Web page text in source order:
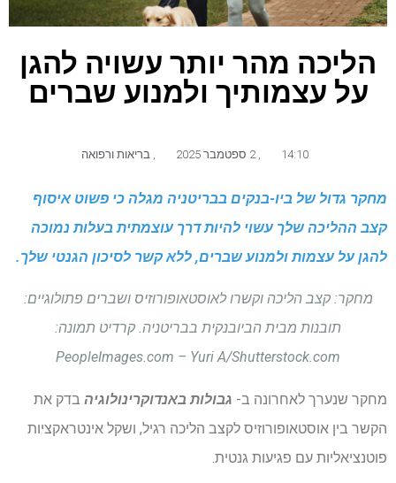
הליכה מהר יותר עשויה להגן
על עצמותיך ולמנוע שברים
14:10 2 ספטמבר 2025 בריאות ורפואה
מחקר גדול של ביו-בנקים בבריטניה מגלה כי פשוט איסוף
קצב ההליכה שלך עשוי להיות דרך עוצמתית בעלות נמוכה
להגן על עצמות ולמנוע שברים, ללא קשר לסיכון הגנטי שלך.
מחקר: קצב הליכה וקשרו לאוסטאופורוזיס ושברים פתולוגיים:
תובנות מבית הביובנקית בבריטניה. קרדיט תמונה:
PeopleImages.com – Yuri A/Shutterstock.com
מחקר שנערך לאחרונה ב- גבולות באנדוקרינולוגיה בדק את
הקשר בין אוסטאופורוזיס לקצב הליכה רגיל, ושקל אינטראקציות
פוטנציאליות עם פגיעות גנטית.